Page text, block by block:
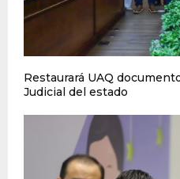
Restaurará UAQ
Judicial del estado